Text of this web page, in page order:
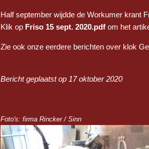
Half september wijdde de Workumer krant
Klik op Friso 15 sept. 2020.pdf om het
Zie ook onze eerdere berichten over klok
Bericht geplaatst op 17 oktober 2020
Foto's: firma Rincker / Sinn